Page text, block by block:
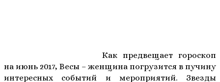
Как предвещает гороскоп
на июнь 2017, Весы – женщина погрузится в пучину
интересных событий и мероприятий. Звезды